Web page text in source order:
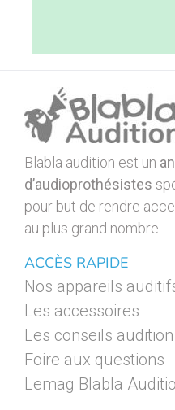
Blabla audition est un
d’audioprothésistes
pour but de rendre
au plus grand nombre.
ACCÈS RAPIDE
Nos appareils
Les accessoires
Les conseils audition
Foire aux questions
Lemag Blabla